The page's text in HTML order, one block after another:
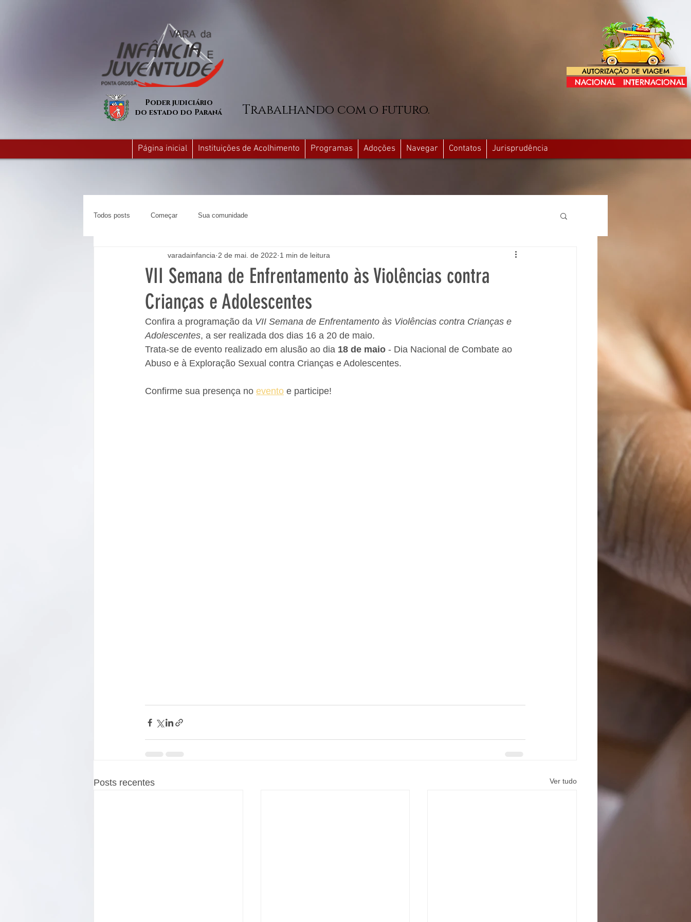
AUTORIZAÇÃO DE VIAGEM
NACIONAL INTERNACIONAL
Poder judiciário
do estado do Paraná
Trabalhando com o futuro.
Página inicial Instituições de Acolhimento Programas Adoções Navegar Contatos Jurisprudência
Todos posts Começar Sua comunidade
VII Semana de Enfrentamento às Violências contra
Crianças e Adolescentes
varadainfancia 2 de mai. de 2022 1 min de leitura
Confira a programação da VII Semana de Enfrentamento às Violências contra Crianças e
Adolescentes, a ser realizada dos dias 16 a 20 de maio.
Trata-se de evento realizado em alusão ao dia 18 de maio - Dia Nacional de Combate ao
Abuso e à Exploração Sexual contra Crianças e Adolescentes.
Confirme sua presença no evento e participe!
Posts recentes Ver tudo